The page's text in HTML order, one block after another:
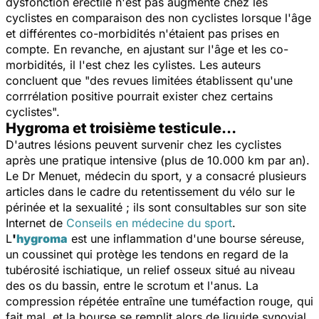
cyclistes en comparaison des non cyclistes lorsque l'âge
et différentes co-morbidités n'étaient pas prises en
compte. En revanche, en ajustant sur l'âge et les co-
morbidités, il l'est chez les cylistes. Les auteurs
concluent que "des revues limitées établissent qu'une
corrrélation positive pourrait exister chez certains
cyclistes".
Hygroma et troisième testicule…
D'autres lésions peuvent survenir chez les cyclistes
après une pratique intensive (plus de 10.000 km par an).
Le Dr Menuet, médecin du sport, y a consacré plusieurs
articles dans le cadre du retentissement du vélo sur le
périnée et la sexualité ; ils sont consultables sur son site
Internet de Conseils en médecine du sport.
L'hygroma est une inflammation d'une bourse séreuse,
un coussinet qui protège les tendons en regard de la
tubérosité ischiatique, un relief osseux situé au niveau
des os du bassin, entre le scrotum et l'anus. La
compression répétée entraîne une tuméfaction rouge, qui